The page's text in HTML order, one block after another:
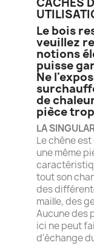
Le bois
veuillez
notions
puisse
Ne
de
pièce
LA
Le chêne
une même
tout son
des
maille, des
Aucune des
ici ne peut
d'échange